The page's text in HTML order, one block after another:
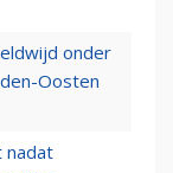
onder
Oosten
nadat